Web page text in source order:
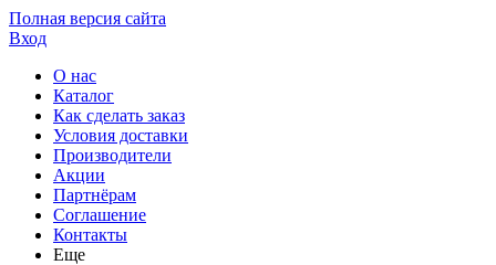
Полная версия сайта
Вход
О нас
Каталог
Как сделать заказ
Условия доставки
Производители
Акции
Партнёрам
Соглашение
Контакты
Еще